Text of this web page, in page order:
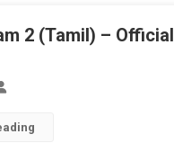
2 (Tamil) – Official